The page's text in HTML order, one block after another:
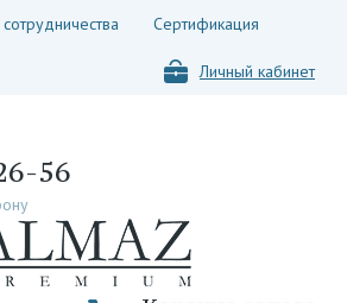
Сертификация
Личный кабинет
56